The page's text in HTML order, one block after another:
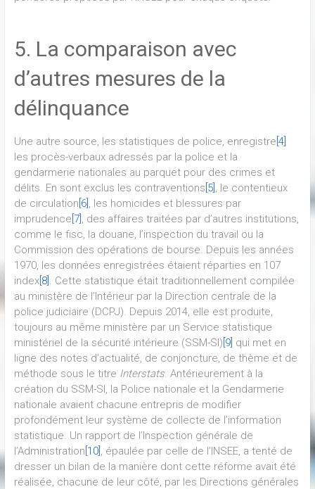
5. La comparaison avec
d’autres mesures de la
délinquance
Une autre source, les statistiques de police, enregistre [4]
les procès-verbaux adressés par la police et la
gendarmerie nationales au parquet pour des crimes et
délits. En sont exclus les contraventions [5] , le contentieux
de circulation [6] , les homicides et blessures par
imprudence [7] , des affaires traitées par d’autres institutions,
comme le fisc, la douane, l’inspection du travail ou la
Commission des opérations de bourse. Depuis les années
1970, les données enregistrées étaient réparties en 107
index[8]. Cette statistique était traditionnellement compilée
au ministère de l’Intérieur par la Direction centrale de la
police judiciaire (DCPJ). Depuis 2014, elle est produite,
toujours au même ministère par un Service statistique
ministériel de la sécurité intérieure (SSM-SI) [9] qui met en
ligne des notes d’actualité, de conjoncture, de thème et de
méthode sous le titre Interstats. Antérieurement à la
création du SSM-SI, la Police nationale et la Gendarmerie
nationale avaient chacune entrepris de modifier
profondément leur système de collecte de l’information
statistique. Un rapport de l’Inspection générale de
l’Administration [10] , épaulée par celle de l’INSEE, a tenté de
dresser un bilan de la manière dont cette réforme avait été
réalisée, chacune de leur côté, par les Directions générales